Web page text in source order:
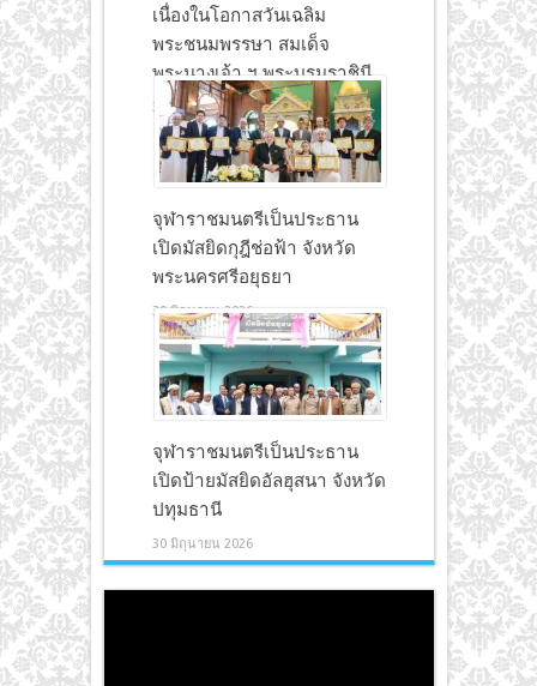
เนื่องในโอกาสวันเฉลิม
พระชนมพรรษา สมเด็จ
พระนางเจ้า ฯ พระบรมราชินี
30 มิถุนายน 2026
จุฬาราชมนตรีเป็นประธาน
เปิดมัสยิดกุฎีช่อฟ้า จังหวัด
พระนครศรีอยุธยา
30 มิถุนายน 2026
จุฬาราชมนตรีเป็นประธาน
เปิดป้ายมัสยิดอัลฮุสนา จังหวัด
ปทุมธานี
30 มิถุนายน 2026